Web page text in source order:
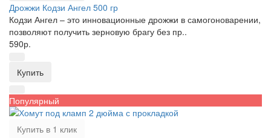
Дрожжи Кодзи Ангел 500 гр
Кодзи Ангел – это инновационные дрожжи в самогоноварении,
позволяют получить зерновую брагу без пр..
590р.
Купить
Популярный
Купить в 1 клик